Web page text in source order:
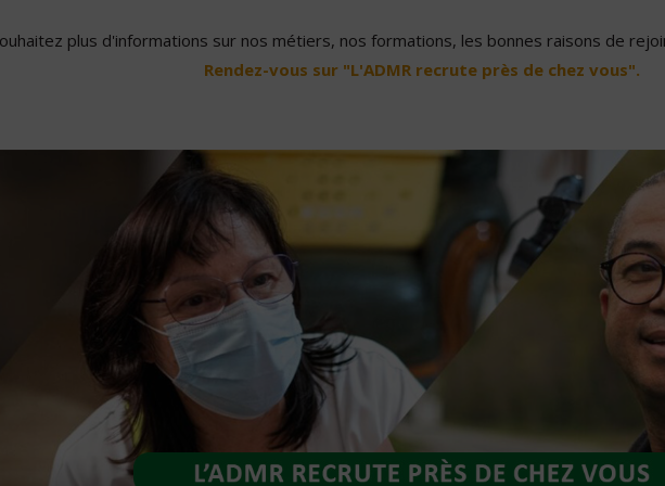
plus d'informations sur nos métiers, nos formations, les bonnes raisons de
Rendez-vous sur "L'ADMR recrute près de chez vous".